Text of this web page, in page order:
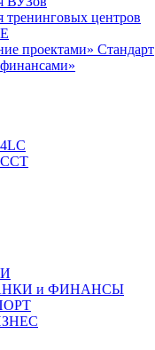
тренинговых центров
проектами» Стандарт
и ФИНАНСЫ